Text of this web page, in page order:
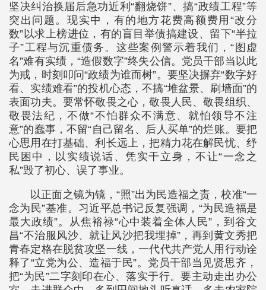
坚决纠治换届后急功近利“翻烧饼”、搞“政绩工程”等
突出问题。现实中，有的地方花费高额费用“改分
数”以求上榜进位，有的盲目举债搞建设、留下“半拉
子”工程与沉重债务。这些案例警示着我们，“图虚
名”难有实绩，“造假数字”终失公信。党员干部当以此
为戒，时刻叩问“政绩为谁而树”。要坚决摒弃“数字好
看、实绩难看”的投机心态，不搞“堆盆景、刷墙面”的
表面功夫。要常怀敬畏之心，敬畏人民、敬畏组织、
敬畏法纪，不做“不怕群众不满意、就怕领导不注
意”的蠢事，不留“自己留名、后人买单”的烂账。要把
心思用在打基础、利长远上，把精力花在解民忧、纾
民困中，以实绩说话、凭实干立身，不让“一念之
私”毁了初心、误了事业。
以正面之镜为镜，“照”出为民造福之责，校准“一
念为民”基准。习近平总书记反复强调，“为民造福是
最大政绩”。从焦裕禄“心中装着全体人民”，到谷文
昌“不治服风沙、就让风沙把我埋掉”，再到黄文秀把
青春定格在脱贫攻坚一线，一代代共产党人用行动诠
释了“立党为公、造福于民”。党员干部当见贤思齐，
把“为民”二字刻印在心、落实于行。要主动走出办公